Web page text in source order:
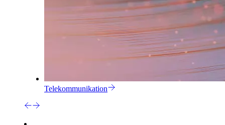
Telekommunikation